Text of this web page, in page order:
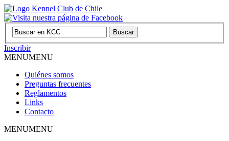
Inscribir
MENUMENU
Quiénes somos
Preguntas frecuentes
Reglamentos
Links
Contacto
MENUMENU